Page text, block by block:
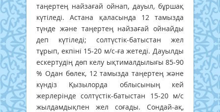
таңертең найзағай ойнап, дауыл, бұршақ
күтіледі. Астана қаласында 12 тамызда
түнде және таңертең найзағай ойнайды
деп күтіледі; солтүстік-батыстан жел
тұрып, екпіні 15-20 м/с-ға жетеді. Дауылды
ескертудің дөп келу ықтималдылығы 85-90
% Одан бөлек, 12 тамызда таңертең және
күндіз Қызылорда облысының кей
жерлерінде солтүстік-батыстан 15-20 м/с
жылдамдықпен жел соғады. Сондай-ақ,